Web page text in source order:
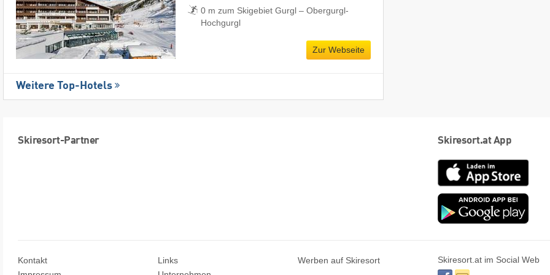
0 m zum Skigebiet Gurgl – Obergurgl-
Hochgurgl
Zur Webseite
Weitere Top-Hotels
Skiresort-Partner Skiresort.at App
App
Store
Kontakt
Links
Werben auf Skiresort
Skiresort.at im Social Web